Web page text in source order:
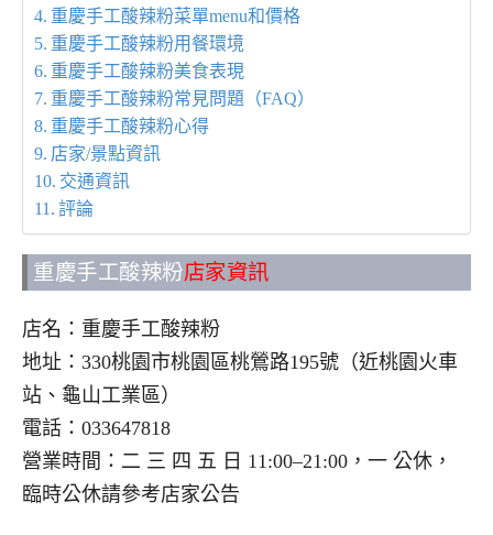
重慶手工酸辣粉菜單menu和價格
重慶手工酸辣粉用餐環境
重慶手工酸辣粉美食表現
重慶手工酸辣粉常見問題（FAQ）
重慶手工酸辣粉心得
店家/景點資訊
交通資訊
評論
重慶手工酸辣粉店家資訊
店名：重慶手工酸辣粉
地址：330桃園市桃園區桃鶯路195號（近桃園火車
站、龜山工業區）
電話：033647818
營業時間：二 三 四 五 日 11:00–21:00，一 公休，
臨時公休請參考店家公告